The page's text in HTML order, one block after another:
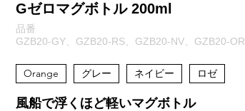
Gゼロマグボトル 200ml
品番
GZB20-GY、GZB20-RS、GZB20-NV、GZB20-OR
Orange グレー ネイビー ロゼ
風船で浮くほど軽いマグボトル